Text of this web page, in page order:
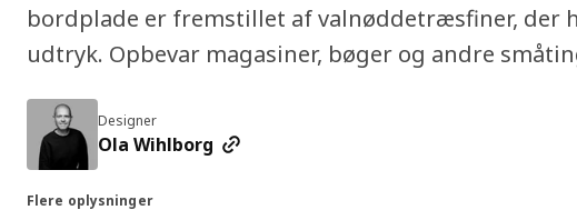
bordplade er fremstillet af valnøddetræsfiner, der
udtryk. Opbevar magasiner, bøger og andre
Designer
Ola Wihlborg
Flere oplysninger